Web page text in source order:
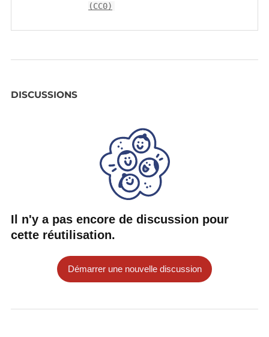
(CC0)
DISCUSSIONS
Il n'y a pas encore de discussion pour
cette réutilisation.
Démarrer une nouvelle discussion